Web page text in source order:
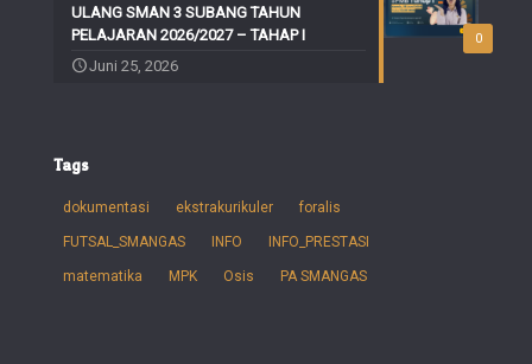
0
ULANG SMAN 3 SUBANG TAHUN
PELAJARAN 2026/2027 – TAHAP I
Juni 25, 2026
Tags
dokumentasi ekstrakurikuler foralis
FUTSAL_SMANGAS INFO INFO_PRESTASI
matematika MPK Osis PA SMANGAS